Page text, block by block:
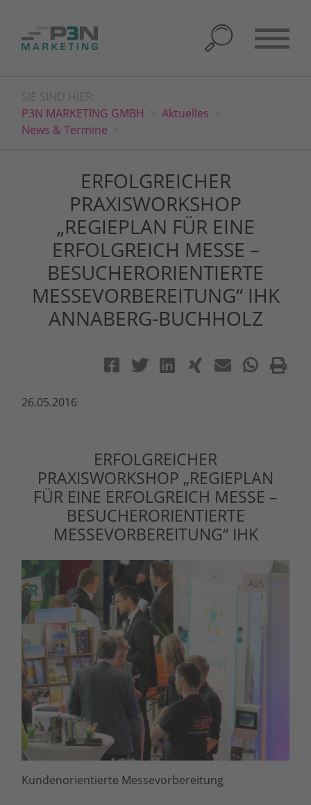
SIE SIND HIER:
P3N MARKETING GMBH
Aktuelles
News & Termine
ERFOLGREICHER
PRAXISWORKSHOP
„REGIEPLAN FÜR EINE
ERFOLGREICH MESSE –
BESUCHERORIENTIERTE
MESSEVORBEREITUNG“ IHK
ANNABERG-BUCHHOLZ
26.05.2016
ERFOLGREICHER
PRAXISWORKSHOP „REGIEPLAN
FÜR EINE ERFOLGREICH MESSE –
BESUCHERORIENTIERTE
MESSEVORBEREITUNG“ IHK
Kundenorientierte Messevorbereitung